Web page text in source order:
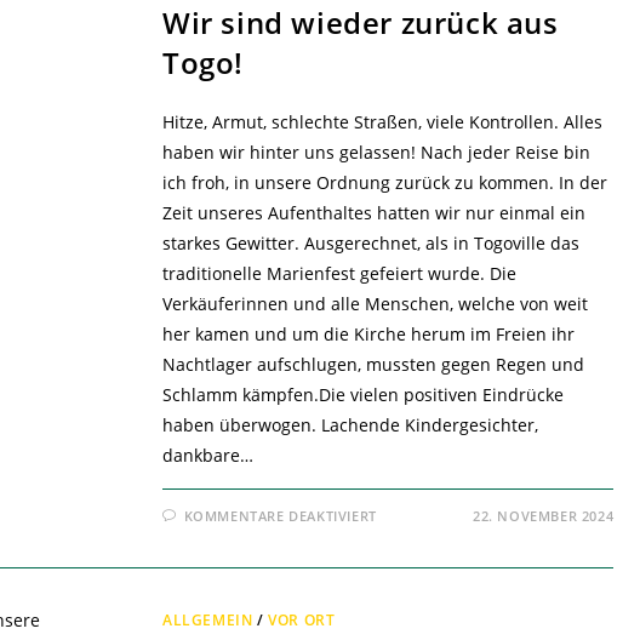
Wir sind wieder zurück aus
Togo!
Hitze, Armut, schlechte Straßen, viele Kontrollen. Alles
haben wir hinter uns gelassen! Nach jeder Reise bin
ich froh, in unsere Ordnung zurück zu kommen. In der
Zeit unseres Aufenthaltes hatten wir nur einmal ein
starkes Gewitter. Ausgerechnet, als in Togoville das
traditionelle Marienfest gefeiert wurde. Die
Verkäuferinnen und alle Menschen, welche von weit
her kamen und um die Kirche herum im Freien ihr
Nachtlager aufschlugen, mussten gegen Regen und
Schlamm kämpfen.Die vielen positiven Eindrücke
haben überwogen. Lachende Kindergesichter,
dankbare…
KOMMENTARE DEAKTIVIERTFÜR
WIEDER
22. NOVEMBER 2024
ALLGEMEIN /VOR ORT